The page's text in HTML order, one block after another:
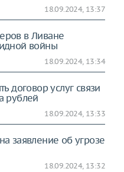
18.09.2024, 13:37
в Ливане
войны
18.09.2024, 13:34
договор услуг связи
рублей
18.09.2024, 13:33
заявление об угрозе
18.09.2024, 13:32